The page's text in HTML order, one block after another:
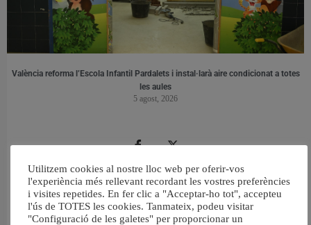
València reforma l’Escola Infantil Pardalets i instal·larà aire condicionat a totes
les aules
5 agost, 2026
Utilitzem cookies al nostre lloc web per oferir-vos
l'experiència més rellevant recordant les vostres preferències
i visites repetides. En fer clic a "Acceptar-ho tot", accepteu
l'ús de TOTES les cookies. Tanmateix, podeu visitar
"Configuració de les galetes" per proporcionar un